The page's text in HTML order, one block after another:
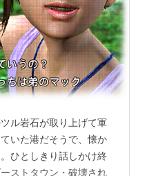
ル岩石が取り上げて軍
いた港だそうで、懐か
ひとしきり話しかけ終
ストタウン・破壊され